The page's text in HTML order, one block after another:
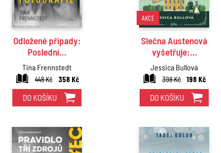
Odložené případy:
Poslední…
Tina Frennstedt
448 Kč
358 Kč
DO KOŠÍKU
AKCE
Slečna Austenová
vyšetřuje:…
Jessica Bullová
398 Kč 198 Kč
DO KOŠÍKU